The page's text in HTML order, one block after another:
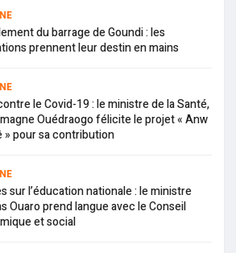
du barrage de Goundi : les
prennent leur destin en mains
le Covid-19 : le ministre de la Santé,
Ouédraogo félicite le projet « Anw
» pour sa contribution
sur l’éducation nationale : le ministre
Ouaro prend langue avec le Conseil
et social